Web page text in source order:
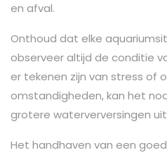
en afval.
Onthoud dat elke
observeer altijd de conditie
er tekenen zijn van stress of
omstandigheden, kan het
grotere waterverversingen
Het handhaven van een